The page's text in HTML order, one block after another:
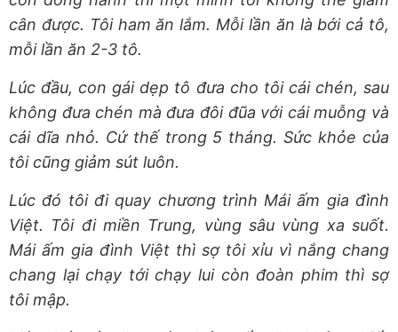
cân được. Tôi ham ăn lắm. Mỗi lần ăn là bới cả tô,
mỗi lần ăn 2-3 tô.
Lúc đầu, con gái dẹp tô đưa cho tôi cái chén, sau
không đưa chén mà đưa đôi đũa với cái muỗng và
cái dĩa nhỏ. Cứ thế trong 5 tháng. Sức khỏe của
tôi cũng giảm sút luôn.
Lúc đó tôi đi quay chương trình Mái ấm gia đình
Việt. Tôi đi miền Trung, vùng sâu vùng xa suốt.
Mái ấm gia đình Việt thì sợ tôi xỉu vì nắng chang
chang lại chạy tới chạy lui còn đoàn phim thì sợ
tôi mập.